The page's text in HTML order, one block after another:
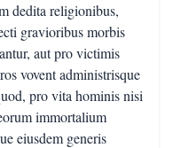
dedita religionibus,
gravioribus morbis
aut pro victimis
vovent administrisque
pro vita hominis nisi
immortalium
eiusdem generis